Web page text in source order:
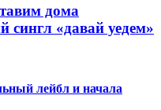
дома
«давай уедем»
лейбл и начала